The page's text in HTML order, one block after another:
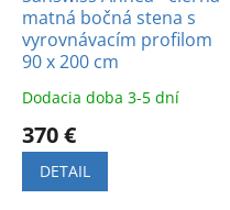
matná bočná stena s
vyrovnávacím profilom
90 x 200 cm
Dodacia doba 3-5 dní
370 €
DETAIL